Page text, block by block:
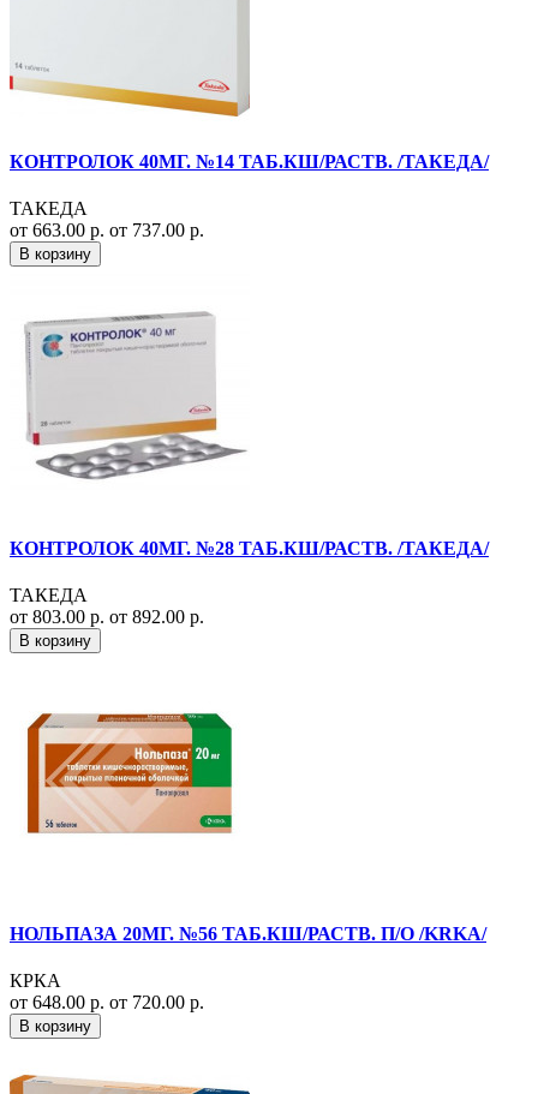
КОНТРОЛОК 40МГ. №14 ТАБ.КШ/РАСТВ. /ТАКЕДА/
ТАКЕДА
от 663.00 р. от 737.00 р.
В корзину
КОНТРОЛОК 40МГ. №28 ТАБ.КШ/РАСТВ. /ТАКЕДА/
ТАКЕДА
от 803.00 р. от 892.00 р.
В корзину
НОЛЬПАЗА 20МГ. №56 ТАБ.КШ/РАСТВ. П/О /KRKA/
КРКА
от 648.00 р. от 720.00 р.
В корзину